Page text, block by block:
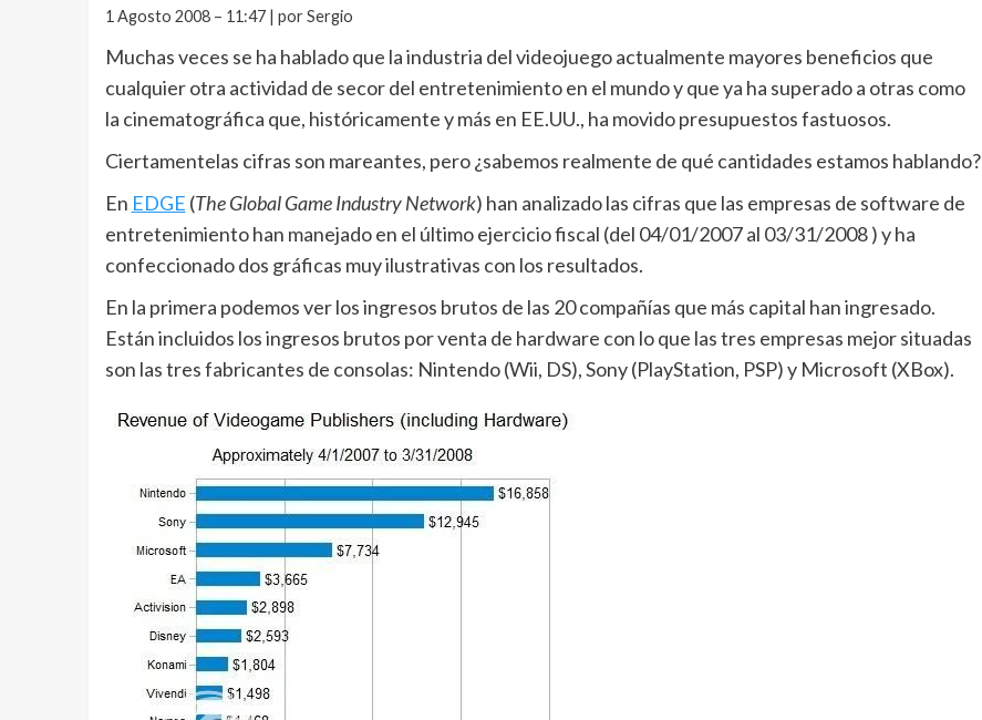
1 Agosto 2008 – 11:47 | por Sergio
Muchas veces se ha hablado que la industria del videojuego actualmente mayores beneficios que
cualquier otra actividad de secor del entretenimiento en el mundo y que ya ha superado a otras como
la cinematográfica que, históricamente y más en EE.UU., ha movido presupuestos fastuosos.
Ciertamentelas cifras son mareantes, pero ¿sabemos realmente de qué cantidades estamos hablando?
En EDGE (The Global Game Industry Network) han analizado las cifras que las empresas de software de
entretenimiento han manejado en el último ejercicio fiscal (del 04/01/2007 al 03/31/2008 ) y ha
confeccionado dos gráficas muy ilustrativas con los resultados.
En la primera podemos ver los ingresos brutos de las 20 compañías que más capital han ingresado.
Están incluidos los ingresos brutos por venta de hardware con lo que las tres empresas mejor situadas
son las tres fabricantes de consolas: Nintendo (Wii, DS), Sony (PlayStation, PSP) y Microsoft (XBox).